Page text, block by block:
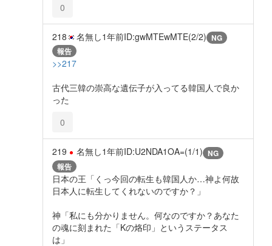
0
218 名無し1年前ID:gwMTEwMTE(2/2) NG
報告
>>217
古代三韓の崇高な遺伝子が入ってる韓国人で良か
った
0
219 名無し1年前ID:U2NDA1OA=(1/1) NG
報告
日本の王「くっ今回の転生も韓国人か…神よ何故
日本人に転生してくれないのですか？」
神「私にも分かりません。何なのですか？あなた
の魂に刻まれた「Kの烙印」というステータス
は」